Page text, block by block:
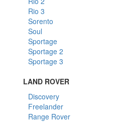
Rio 3
Sorento
Soul
Sportage
Sportage 2
Sportage 3
LAND ROVER
Discovery
Freelander
Range Rover